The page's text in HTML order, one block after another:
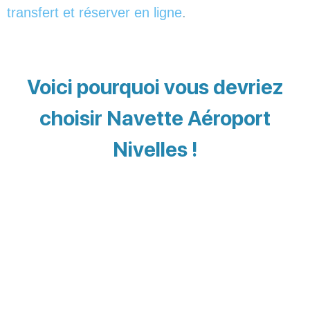
transfert et réserver en ligne.
Voici pourquoi vous devriez
choisir Navette Aéroport
Nivelles !